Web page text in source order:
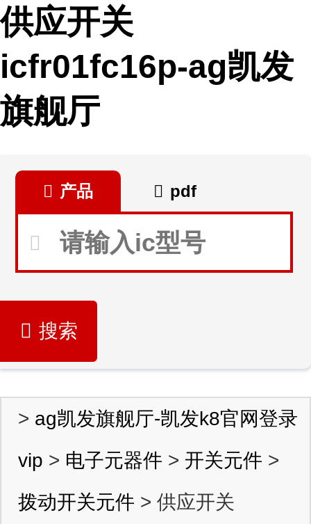
供应开关
icfr01fc16p-ag凯发
旗舰厅
产品 pdf
搜索
> ag凯发旗舰厅-凯发k8官网登录
vip > 电子元器件 > 开关元件 >
拨动开关元件 > 供应开关